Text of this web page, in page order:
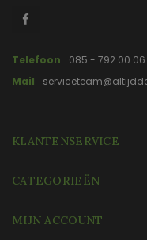
Telefoon
085 - 792 00 06
Mail
KLANTENSERVICE
CATEGORIEËN
MIJN ACCOUNT